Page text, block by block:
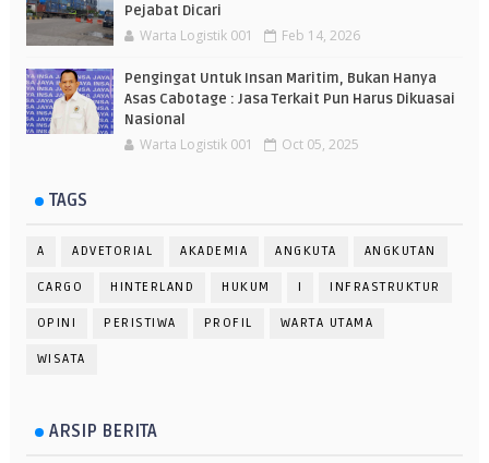
Pejabat Dicari
Warta Logistik 001 Feb 14, 2026
Pengingat Untuk Insan Maritim, Bukan Hanya
Asas Cabotage : Jasa Terkait Pun Harus Dikuasai
Nasional
Warta Logistik 001 Oct 05, 2025
TAGS
A ADVETORIAL AKADEMIA ANGKUTA ANGKUTAN
CARGO HINTERLAND HUKUM I INFRASTRUKTUR
OPINI PERISTIWA PROFIL WARTA UTAMA
WISATA
ARSIP BERITA